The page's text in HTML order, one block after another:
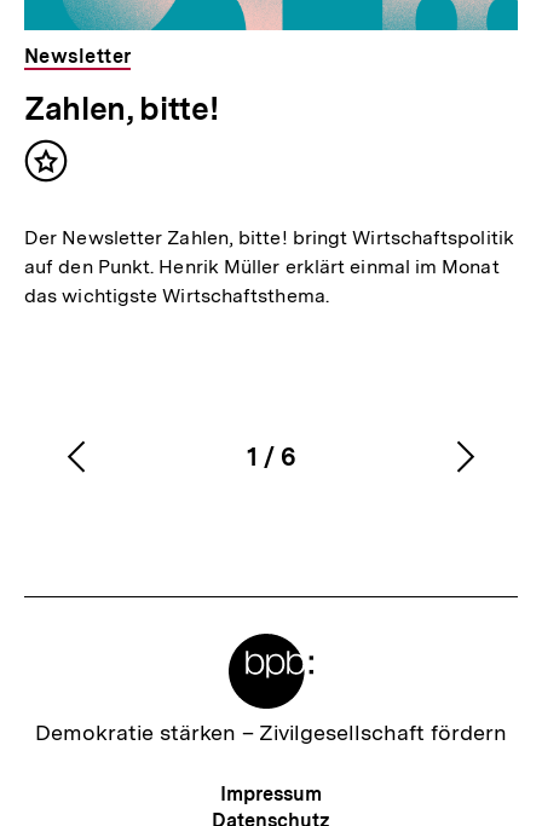
Newsletter
Zahlen, bitte!
Inhalt
Der Newsletter Zahlen, bitte! bringt Wirtschaftspolitik
auf den Punkt. Henrik Müller erklärt einmal im Monat
das wichtigste Wirtschaftsthema.
Karussellinhalt
1
von
/ 6
Vorherigen
Zur
Demokratie stärken – Zivilgesellschaft fördern
Meta-
Navigation
Impressum
Datenschutz